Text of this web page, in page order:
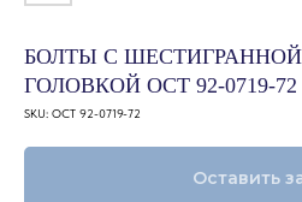
БОЛТЫ С
ГОЛОВКОЙ ОСТ 92-0719-72
SKU: ОСТ 92-0719-72
Оставить